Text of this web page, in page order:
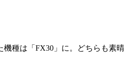
種は「FX30」に。どちらも素